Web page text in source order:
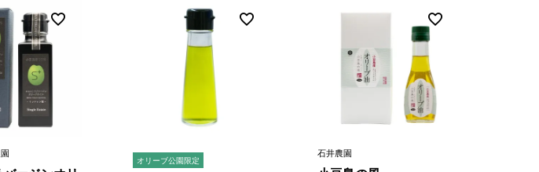
オリーブ公園限定
石井農園